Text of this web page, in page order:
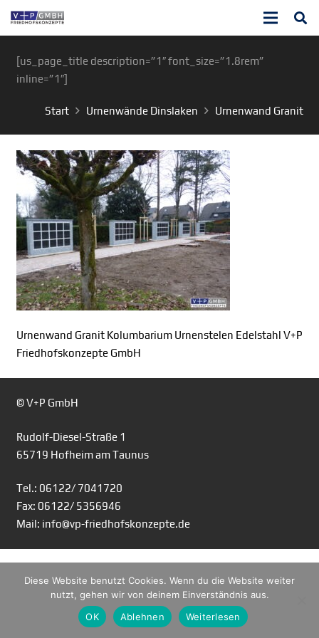
[us_page_title description=”1″ font_size=”1.8rem”
inline=”1″]
Start Urnenwände Dinslaken Urnenwand Granit
Urnenwand Granit Kolumbarium Urnenstelen Edelstahl V+P
Friedhofskonzepte GmbH
© V+P GmbH
Rudolf-Diesel-Straße 1
65719 Hofheim am Taunus
Tel.: 06122/ 7041720
Fax: 06122/ 5356946
Mail: info@vp-friedhofskonzepte.de
Diese Website benutzt Cookies. Wenn du die Website weiter
nutzt, gehen wir von deinem Einverständnis aus.
OK
Ablehnen Weiterlesen